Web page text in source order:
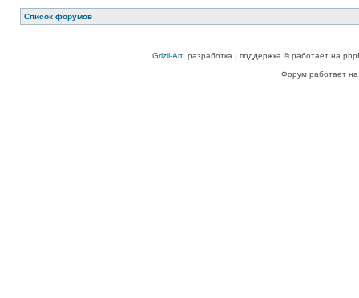
Список форумов
Grizli-Art: разработка | поддержка © работает на
Форум работает